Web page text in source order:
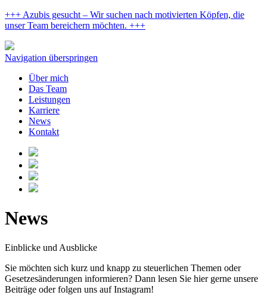
+++ Azubis gesucht – Wir suchen nach motivierten Köpfen, die
unser Team bereichern möchten. +++
Navigation überspringen
Über mich
Das Team
Leistungen
Karriere
News
Kontakt
News
Einblicke und Ausblicke
Sie möchten sich kurz und knapp zu steuerlichen Themen oder
Gesetzesänderungen informieren? Dann lesen Sie hier gerne unsere
Beiträge oder folgen uns auf Instagram!